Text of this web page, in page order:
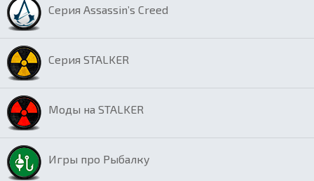
Серия Assassin’s Creed
Серия STALKER
Моды на STALKER
Игры про Рыбалку